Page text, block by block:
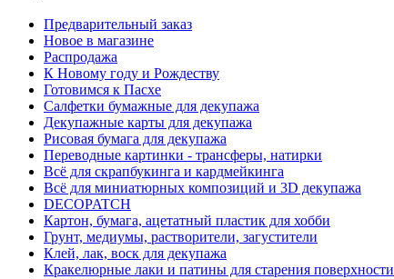
Предварительный заказ
Новое в магазине
Распродажа
К Новому году и Рождеству
Готовимся к Пасхе
Салфетки бумажные для декупажа
Декупажные карты для декупажа
Рисовая бумага для декупажа
Переводные картинки - трансферы, натирки
Всё для скрапбукинга и кардмейкинга
Всё для миниатюрных композиций и 3D декупажа
DECOPATCH
Картон, бумага, ацетатный пластик для хобби
Грунт, медиумы, растворители, загустители
Клей, лак, воск для декупажа
Кракелюрные лаки и патины для старения поверхности